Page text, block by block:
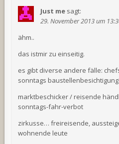
Just me sagt:
29. November 2013 um
ähm..
das istmir zu einseitig.
es gibt diverse andere fälle:
sonntags
marktbeschicker / reisende
sonntags-fahr-verbot
zirkusse… freireisende,
wohnende leute